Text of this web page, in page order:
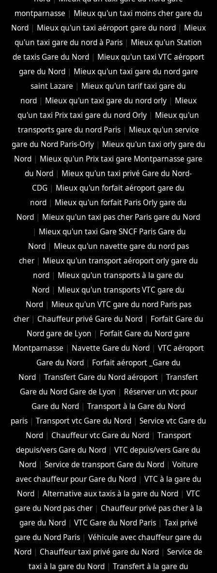
montparnasse | Mieux qu'un taxi moins cher gare du
Nord| Mieux qu'un taxi aéroport gare du nord| Mieux
qu'un taxi gare du nord à Paris | Mieux qu'un Station
de taxis Gare du Nord| Mieux qu'un taxi VTC aéroport
gare du Nord| Mieux qu'un taxi gare du nord gare
saint Lazare | Mieux qu'un tarif taxi gare du
nord| Mieux qu'un taxi gare du nord orly| Mieux
qu'un taxi Prix taxi gare du nord Orly | Mieux qu'un
transports gare du nord Paris| Mieux qu'un service
gare du Nord Paris-Orly| Mieux qu'un taxi orly gare du
Nord | Mieux qu'un Prix taxi gare Montparnasse gare
du Nord | Mieux qu'un taxi privé Gare du Nord-
CDG | Mieux qu'un forfait aéroport gare du
nord | Mieux qu'un forfait Paris Orly gare du
Nord | Mieux qu'un taxi pas cher Paris gare du Nord
| Mieux qu'un taxi Gare SNCF Paris Gare du
Nord| Mieux qu'un navette gare du nord pas
cher| Mieux qu'un transport aéroport orly gare du
nord | Mieux qu'un transports à la gare du
Nord | Mieux qu'un transports VTC gare du
Nord| Mieux qu'un VTC gare du nord Paris pas
cher| Chauffeur privé Gare du Nord| Forfait Gare du
Nord gare de Lyon | Forfait Gare du Nord gare
Montparnasse | Navette Gare du Nord |VTC aéroport
Gare du Nord| Forfait aéroport _Gare du
Nord |Transfert Gare du Nord aéroport |Transfert
Gare du Nord Gare de Lyon | Réserver un vtc pour
Gare du Nord |Transport à la Gare du Nord
paris| Transport vtc Gare du Nord| Service vtc Gare du
Nord| Chauffeur vtc Gare du Nord| Transport
depuis/vers Gare du Nord |VTC depuis/vers Gare du
Nord| Service de transport Gare du Nord| Voiture
avec chauffeur pour Gare du Nord| VTC à la gare du
Nord| Alternative aux taxis à la gare du Nord| VTC
gare du Nord pas cher| Chauffeur privé pas cher à la
gare du Nord| VTC Gare du Nord Paris| Taxi privé
gare du Nord Paris |Véhicule avec chauffeur gare du
Nord | Chauffeur taxi privé gare du Nord |Service de
taxi à la gare du Nord| Transfert à la gare du